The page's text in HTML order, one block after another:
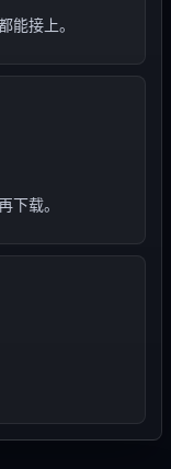
能接上。
下载。